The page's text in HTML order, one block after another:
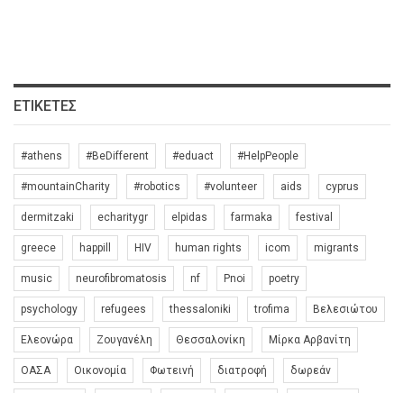
ΕΤΙΚΈΤΕΣ
#athens #BeDifferent #eduact #HelpPeople
#mountainCharity #robotics #volunteer aids cyprus
dermitzaki echaritygr elpidas farmaka festival
greece happill HIV human rights icom migrants
music neurofibromatosis nf Pnoi poetry
psychology refugees thessaloniki trofima Βελεσιώτου
Ελεονώρα Ζουγανέλη Θεσσαλονίκη Μίρκα Αρβανίτη
ΟΑΣΑ Οικονομία Φωτεινή διατροφή δωρεάν